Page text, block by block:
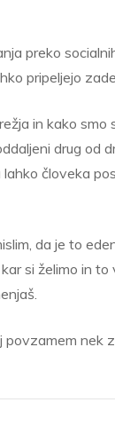
preko
pripeljejo
in kako smo
drug od
človeka
da je to
si želimo in
nek